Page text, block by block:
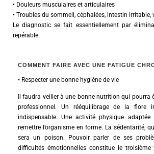
• Douleurs musculaires et articulaires
• Troubles du sommeil, céphalées, intestin irritable,
Le diagnostic se fait essentiellement par
repérable.
COMMENT FAIRE AVEC UNE FATIGUE
• Respecter une bonne hygiène de vie
Il faudra veiller à une bonne nutrition qui pourra
professionnel. Un rééquilibrage de la flore
indispensable. Une activité physique adaptée
remettre l’organisme en forme. La sédentarité,
sera un poison. Pouvoir parler de ses
difficultés émotionnelles constitue le